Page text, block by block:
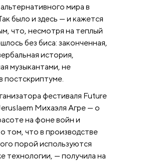
мира в
было и здесь — и кажется
что, несмотря на теплый
без биса: законченная,
история,
музыкантами, не
постскриптуме.
фестиваля Future
Михаэля Агре — о
на фоне войн и
том, что в производстве
порой используются
технологии, — получила на